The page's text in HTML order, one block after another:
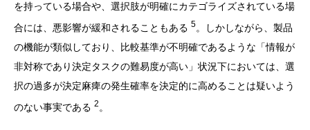
を持っている場合や、選択肢が明確にカテゴライズされている場
合には、悪影響が緩和されることもある 5。しかしながら、製品
の機能が類似しており、比較基準が不明確であるような「情報が
非対称であり決定タスクの難易度が高い」状況下においては、選
択の過多が決定麻痺の発生確率を決定的に高めることは疑いよう
のない事実である 2 。